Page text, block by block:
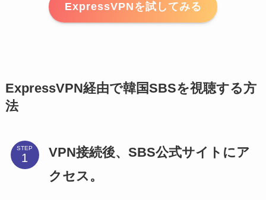
ExpressVPNを試してみる
ExpressVPN経由で韓国SBSを視聴する方
法
STEP
VPN接続後、SBS公式サイトにア
クセス。